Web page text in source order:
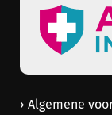
Algemene